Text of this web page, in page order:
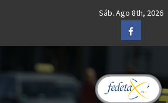
Sáb. Ago 8th, 2026
Facebook